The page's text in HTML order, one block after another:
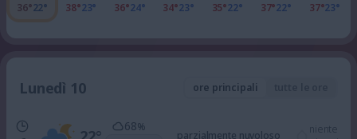
36°22° 38°23° 36°24° 34°23° 35°22° 37°22° 37°23°
Lunedì 10 ore principali
68%
parzialmente nuvoloso
niente